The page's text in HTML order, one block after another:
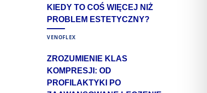
KIEDY TO COŚ WIĘCEJ NIŻ
PROBLEM ESTETYCZNY?
VENOFLEX
ZROZUMIENIE KLAS
KOMPRESJI: OD
PROFILAKTYKI PO